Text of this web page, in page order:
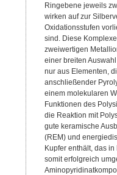
Ringebene jeweils
wirken auf zur
Oxidationsstufen
sind. Diese
zweiwertigen
einer breiten
nur aus Elementen,
anschließender
einem molekularen
Funktionen des
die Reaktion mit
gute keramische
(REM) und
Kupfer enthält, das
somit erfolgreich